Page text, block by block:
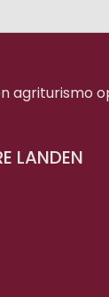
LANDEN